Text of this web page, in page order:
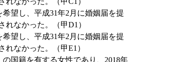
望し、平成31年2月に婚姻届を提
なかった。（甲D1）
望し、平成31年2月に婚姻届を提
なかった。（甲E1）
国籍を有する女性であり、2018年